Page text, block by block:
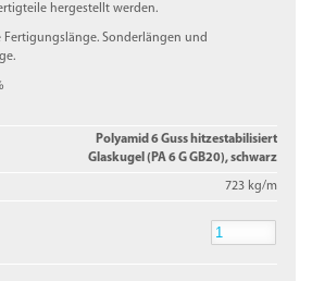
hergestellt werden.
Sonderlängen und
Polyamid 6 Guss hitzestabilisiert
Glaskugel (PA 6 G GB20), schwarz
723 kg/m